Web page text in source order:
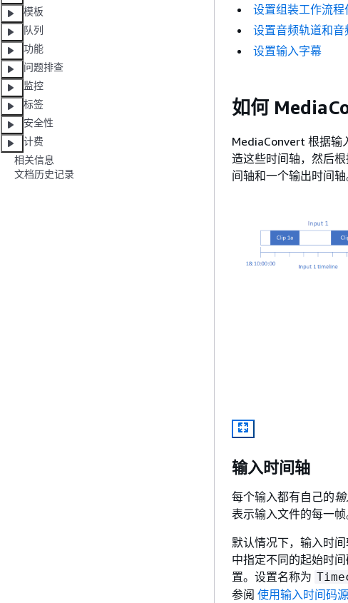
模板
队列
功能
问题排查
监控
标签
安全性
计费
相关信息
文档历史记录
设置组装工作流程
设置音频轨道和音
设置输入字幕
如何
MediaConvert 根据输
造这些时间轴，然后
间轴和一个输出时间轴
输入时间轴
每个输入都有自己的
表示输入文件的每一帧
默认情况下，输入时
中指定不同的起始时
置。设置名称为
参阅 使用输入时间码